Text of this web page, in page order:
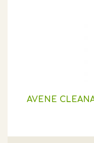
AVENE